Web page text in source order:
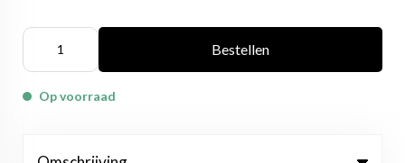
Bestellen
Op voorraad